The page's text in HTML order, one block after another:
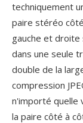
techniquement
paire stéréo
gauche et
dans une seule
double de la
compression
n'importé quelle
la paire côté à